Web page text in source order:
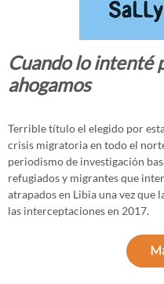
Cuando lo intenté
ahogamos
Terrible título el elegido por
crisis migratoria en todo el
periodismo de investigación
refugiados y migrantes que
atrapados en Libia una vez que
las interceptaciones en 2017.